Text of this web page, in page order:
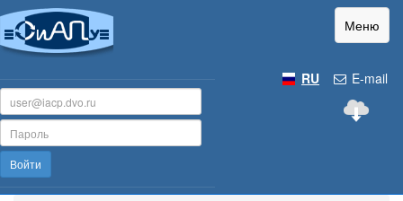
Меню
E-mail
RU
Войти